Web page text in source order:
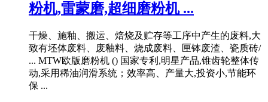
粉机,雷蒙磨,超细磨粉机 ...
干燥、施釉、搬运、焙烧及贮存等工序中产生的废料,大
致有坯体废料、废釉料、烧成废料、匣钵废渣、瓷质砖/
... MTW欧版磨粉机 () 国家专利,明星产品,锥齿轮整体传
动,采用稀油润滑系统；效率高、产量大,投资小,节能环
保 ...